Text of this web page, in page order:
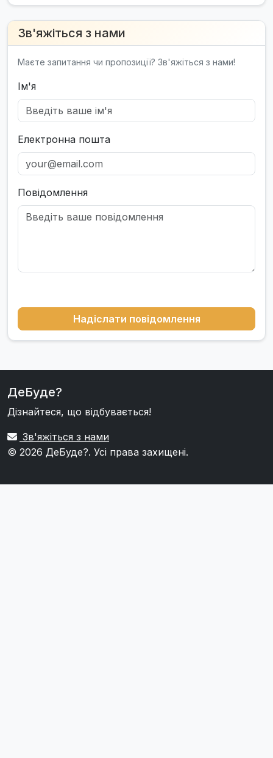
Зв'яжіться з нами
Маєте запитання чи пропозиції? Зв'яжіться з нами!
Ім'я
Електронна пошта
Повідомлення
Надіслати повідомлення
ДеБуде?
Дізнайтеся, що відбувається!
Зв'яжіться з нами
© 2026 ДеБуде?. Усі права захищені.